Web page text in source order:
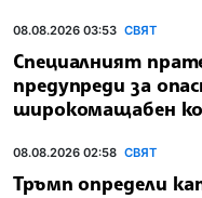
08.08.2026 03:53 СВЯТ
Специалният
предупреди за
широкомащабен
08.08.2026 02:58 СВЯТ
Тръмп определи